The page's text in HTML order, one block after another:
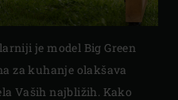
je model Big Green
za kuhanje olakšava
Vaših najbližih. Kako